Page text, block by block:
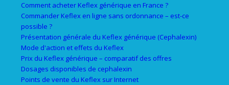
Comment acheter Keflex générique en France ?
Commander Keflex en ligne sans ordonnance – est-ce
possible ?
Présentation générale du Keflex générique (Cephalexin)
Mode d'action et effets du Keflex
Prix du Keflex générique – comparatif des offres
Dosages disponibles de cephalexin
Points de vente du Keflex sur Internet